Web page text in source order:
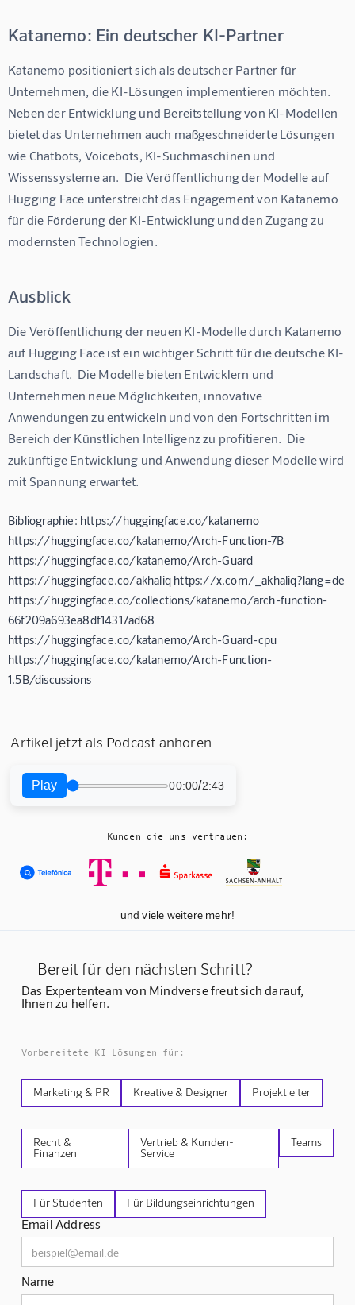
Katanemo: Ein deutscher KI-Partner
Katanemo positioniert sich als deutscher Partner für
Unternehmen, die KI-Lösungen implementieren möchten.
Neben der Entwicklung und Bereitstellung von KI-Modellen
bietet das Unternehmen auch maßgeschneiderte Lösungen
wie Chatbots, Voicebots, KI-Suchmaschinen und
Wissenssysteme an.  Die Veröffentlichung der Modelle auf
Hugging Face unterstreicht das Engagement von Katanemo
für die Förderung der KI-Entwicklung und den Zugang zu
modernsten Technologien.
Ausblick
Die Veröffentlichung der neuen KI-Modelle durch Katanemo
auf Hugging Face ist ein wichtiger Schritt für die deutsche KI-
Landschaft.  Die Modelle bieten Entwicklern und
Unternehmen neue Möglichkeiten, innovative
Anwendungen zu entwickeln und von den Fortschritten im
Bereich der Künstlichen Intelligenz zu profitieren.  Die
zukünftige Entwicklung und Anwendung dieser Modelle wird
mit Spannung erwartet.
Bibliographie: https://huggingface.co/katanemo
https://huggingface.co/katanemo/Arch-Function-7B
https://huggingface.co/katanemo/Arch-Guard
https://huggingface.co/akhaliq https://x.com/_akhaliq?lang=de
https://huggingface.co/collections/katanemo/arch-function-
66f209a693ea8df14317ad68
https://huggingface.co/katanemo/Arch-Guard-cpu
https://huggingface.co/katanemo/Arch-Function-
1.5B/discussions
Artikel jetzt als Podcast anhören
Play 00:00/2:43
Kunden die uns vertrauen:
und viele weitere mehr!
Bereit für den nächsten Schritt?
Das Expertenteam von Mindverse freut sich darauf,
Ihnen zu helfen.
Vorbereitete KI Lösungen für:
Marketing & PR Kreative & Designer Projektleiter
Recht &
Finanzen
Vertrieb & Kunden-
Service
Teams
Für Studenten Für Bildungseinrichtungen
Email Address
Name